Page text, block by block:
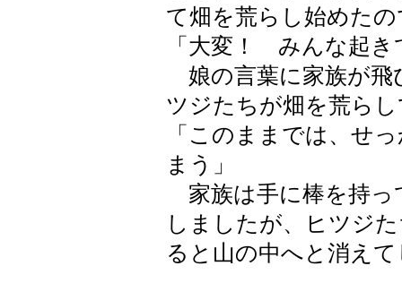
て畑を荒らし始めた
「大変！ みんな起き
娘の言葉に家族が飛
ツジたちが畑を荒ら
「このままでは、せ
まう」
家族は手に棒を持っ
しましたが、ヒツジ
ると山の中へと消え